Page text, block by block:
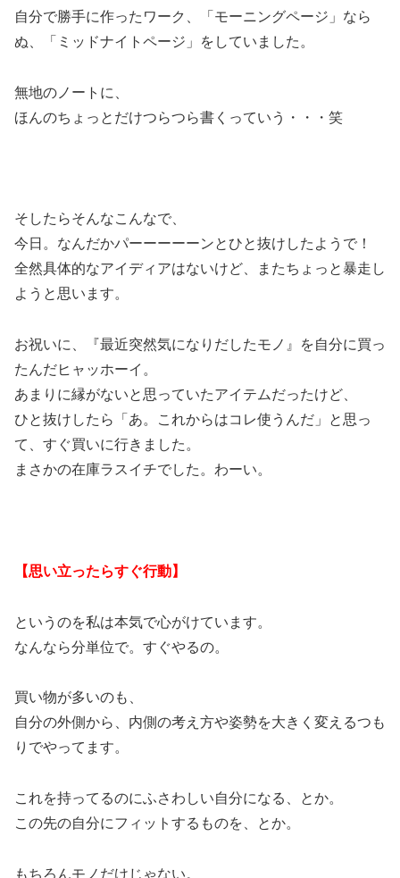
自分で勝手に作ったワーク、「モーニングページ」なら
ぬ、「ミッドナイトページ」をしていました。
無地のノートに、
ほんのちょっとだけつらつら書くっていう・・・笑
そしたらそんなこんなで、
今日。なんだかパーーーーーンとひと抜けしたようで！
全然具体的なアイディアはないけど、またちょっと暴走し
ようと思います。
お祝いに、『最近突然気になりだしたモノ』を自分に買っ
たんだヒャッホーイ。
あまりに縁がないと思っていたアイテムだったけど、
ひと抜けしたら「あ。これからはコレ使うんだ」と思っ
て、すぐ買いに行きました。
まさかの在庫ラスイチでした。わーい。
【思い立ったらすぐ行動】
というのを私は本気で心がけています。
なんなら分単位で。すぐやるの。
買い物が多いのも、
自分の外側から、内側の考え方や姿勢を大きく変えるつも
りでやってます。
これを持ってるのにふさわしい自分になる、とか。
この先の自分にフィットするものを、とか。
もちろんモノだけじゃない。